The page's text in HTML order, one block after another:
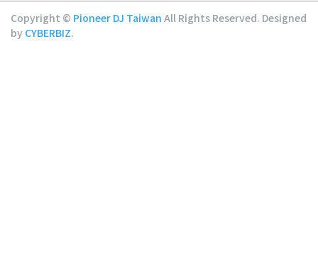
Copyright © Pioneer DJ Taiwan All Rights Reserved. Designed
by CYBERBIZ.